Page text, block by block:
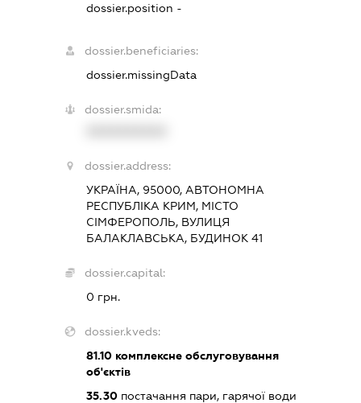
dossier.position -
dossier.beneficiaries:
dossier.missingData
dossier.smida:
dossier.address:
УКРАЇНА, 95000, АВТОНОМНА
РЕСПУБЛІКА КРИМ, МІСТО
СІМФЕРОПОЛЬ, ВУЛИЦЯ
БАЛАКЛАВСЬКА, БУДИНОК 41
dossier.capital:
0 грн.
dossier.kveds:
81.10комплексне обслуговування
об'єктів
35.30постачання пари, гарячої води